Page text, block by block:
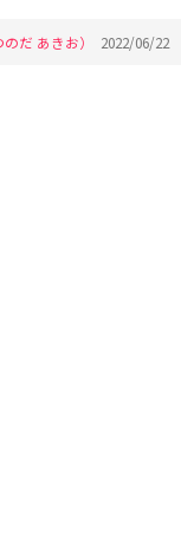
だ あきお） 2022/06/22